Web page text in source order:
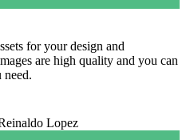
for your design and
are high quality and you can
Lopez